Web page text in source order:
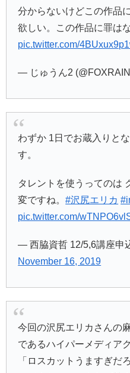
分からないけどこの作品
欲しい。この作品に罪は
pic.twitter.com/
— じゅうん2
わずか 1日でお蔵入りと
す。
タレントを使うってのは
変ですね。#沢尻エリカ
pic.twitter.com/
— 西脇資哲 12/5,6講座申
November 16, 2019
今回の沢尻エリカさんの
であるハイパーメディア
「ロスカットうますぎだ